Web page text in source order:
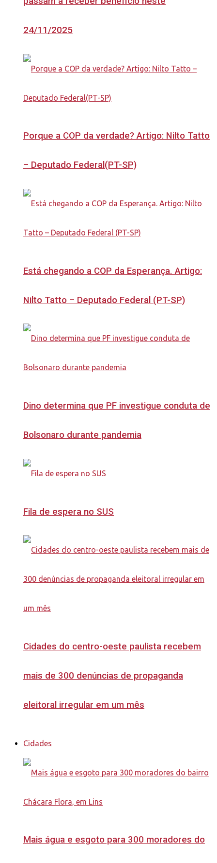
24/11/2025
Porque a COP da verdade? Artigo: Nilto Tatto
– Deputado Federal(PT-SP)
Está chegando a COP da Esperança. Artigo:
Nilto Tatto – Deputado Federal (PT-SP)
Dino determina que PF investigue conduta de
Bolsonaro durante pandemia
Fila de espera no SUS
Cidades do centro-oeste paulista recebem
mais de 300 denúncias de propaganda
eleitoral irregular em um mês
Cidades
Mais água e esgoto para 300 moradores do